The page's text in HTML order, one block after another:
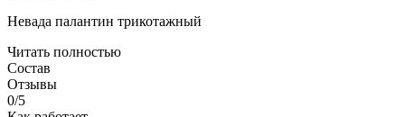
Невада палантин трикотажный
Читать полностью
Состав
Отзывы
0/5